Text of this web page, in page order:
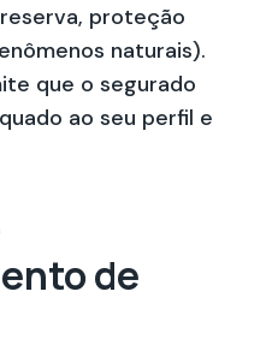
proteção
naturais).
que o segurado
ao seu perfil e
de